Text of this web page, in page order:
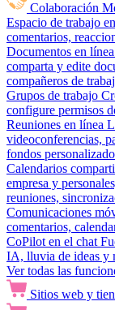
Colaboración
Espacio de trabajo
comentarios,
Documentos en
comparta y edite
compañeros de
Grupos de trabajo
configure permisos
Reuniones en línea
videoconferencias,
fondos
Calendarios
empresa y
reuniones,
Comunicaciones
comentarios,
CoPilot en el chat
IA, lluvia de ideas y
Ver todas las
Sitios web y